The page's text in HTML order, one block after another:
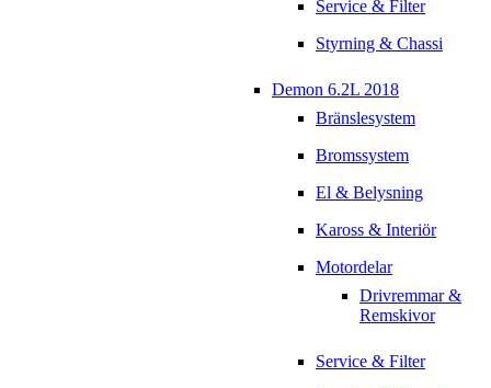
Service & Filter
Styrning & Chassi
Demon 6.2L 2018
Bränslesystem
Bromssystem
El & Belysning
Kaross & Interiör
Motordelar
Drivremmar &
Remskivor
Service & Filter